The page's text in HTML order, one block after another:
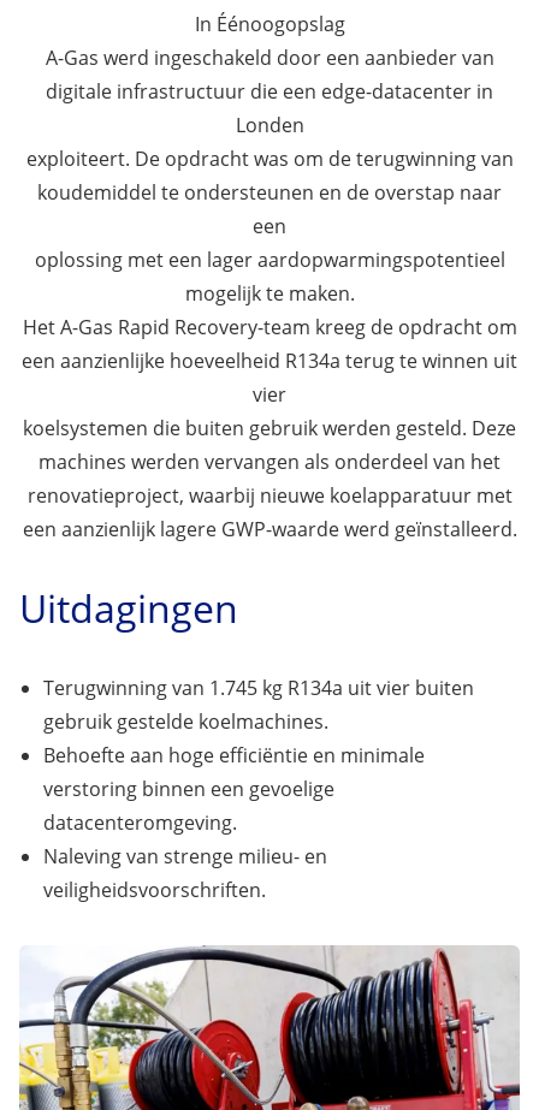
In Éénoogopslag
A-Gas werd ingeschakeld door een aanbieder van
digitale infrastructuur die een edge-datacenter in
Londen
exploiteert. De opdracht was om de terugwinning van
koudemiddel te ondersteunen en de overstap naar
een
oplossing met een lager aardopwarmingspotentieel
mogelijk te maken.
Het A-Gas Rapid Recovery-team kreeg de opdracht om
een aanzienlijke hoeveelheid R134a terug te winnen uit
vier
koelsystemen die buiten gebruik werden gesteld. Deze
machines werden vervangen als onderdeel van het
renovatieproject, waarbij nieuwe koelapparatuur met
een aanzienlijk lagere GWP-waarde werd geïnstalleerd.
Uitdagingen
Terugwinning van 1.745 kg R134a uit vier buiten
gebruik gestelde koelmachines.
Behoefte aan hoge efficiëntie en minimale
verstoring binnen een gevoelige
datacenteromgeving.
Naleving van strenge milieu- en
veiligheidsvoorschriften.